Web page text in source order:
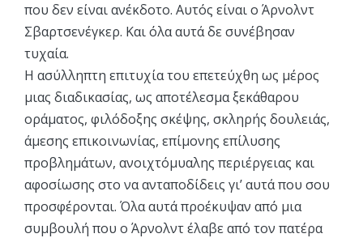
που δεν είναι ανέκδοτο. Αυτός είναι ο Άρνολντ
Σβαρτσενέγκερ. Και όλα αυτά δε συνέβησαν
τυχαία.
Η ασύλληπτη επιτυχία του επετεύχθη ως μέρος
μιας διαδικασίας, ως αποτέλεσμα ξεκάθαρου
οράματος, φιλόδοξης σκέψης, σκληρής δουλειάς,
άμεσης επικοινωνίας, επίμονης επίλυσης
προβλημάτων, ανοιχτόμυαλης περιέργειας και
αφοσίωσης στο να ανταποδίδεις γι’ αυτά που σου
προσφέρονται. Όλα αυτά προέκυψαν από μια
συμβουλή που ο Άρνολντ έλαβε από τον πατέρα